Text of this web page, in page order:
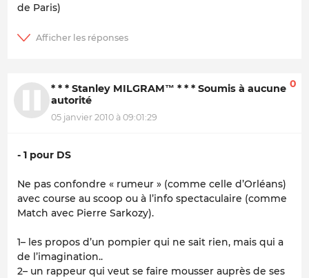
de Paris)
* * * Stanley MILGRAM™ * * * Soumis à aucune
autorité
05 janvier 2010 à 09:01:29
0
- 1 pour DS
Ne pas confondre « rumeur » (comme celle d’Orléans)
avec course au scoop ou à l’info spectaculaire (comme
Match avec Pierre Sarkozy).
1– les propos d’un pompier qui ne sait rien, mais qui a
de l’imagination..
2– un rappeur qui veut se faire mousser auprès de ses